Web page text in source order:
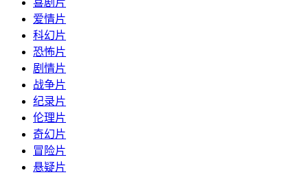
喜剧片
爱情片
科幻片
恐怖片
剧情片
战争片
纪录片
伦理片
奇幻片
冒险片
悬疑片